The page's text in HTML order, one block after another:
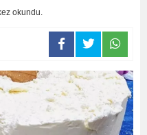
okundu.